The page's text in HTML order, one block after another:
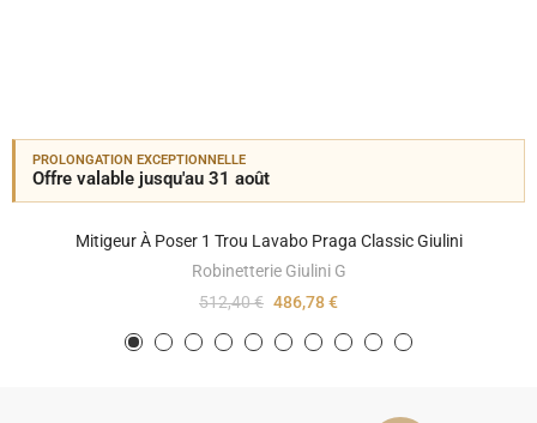
PROLONGATION EXCEPTIONNELLE
Offre valable jusqu'au 31 août
Mitigeur À Poser 1 Trou Lavabo Praga Classic Giulini
Robinetterie Giulini G
512,40 € 486,78 €